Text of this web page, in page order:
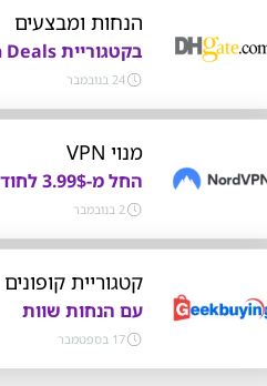
הנחות ומבצעים
בקטגוריית Flash Deals
24 בנובמבר
מנוי VPN
החל מ-3.99$ לחודש
2 בנובמבר
קטגוריית קופונים
עם הנחות שוות
17 בספטמבר